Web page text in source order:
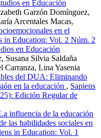
en Educación
Garzón Domínguez,
Arcentales Macas,
en el
in Education: Vol. 2 Núm. 2
en Educación
Susana Silvia Saldaña
Carranza, Lina Yasenia
del DUA: Eliminando
en la educación , Sapiens
Edición Regular de
influencia de la educación
las habilidades sociales en
in Education: Vol. 1